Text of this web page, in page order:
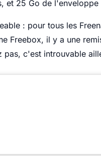
et 25 Go de
: pour tous les
Freebox, il y a une
pas, c'est introuvable